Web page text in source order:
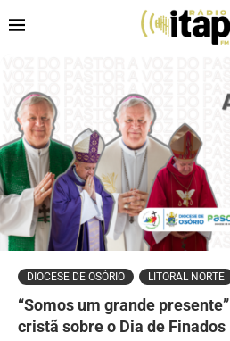
DIOCESE DE OSÓRIO LITORAL NORTE
“Somos um grande
cristã sobre o Dia de Finados